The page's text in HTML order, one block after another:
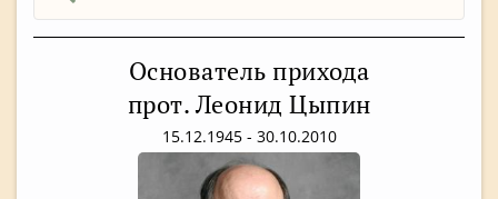
Основатель прихода
прот. Леонид Цыпин
15.12.1945 - 30.10.2010